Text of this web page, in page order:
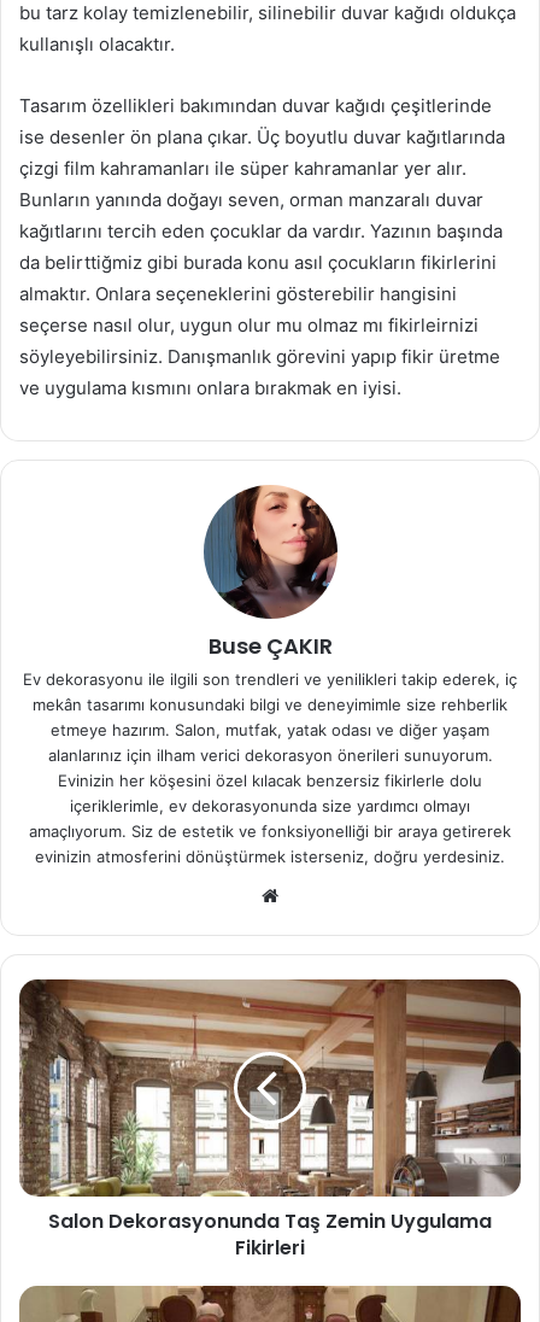
bu tarz kolay temizlenebilir, silinebilir duvar kağıdı oldukça
kullanışlı olacaktır.
Tasarım özellikleri bakımından duvar kağıdı çeşitlerinde
ise desenler ön plana çıkar. Üç boyutlu duvar kağıtlarında
çizgi film kahramanları ile süper kahramanlar yer alır.
Bunların yanında doğayı seven, orman manzaralı duvar
kağıtlarını tercih eden çocuklar da vardır. Yazının başında
da belirttiğmiz gibi burada konu asıl çocukların fikirlerini
almaktır. Onlara seçeneklerini gösterebilir hangisini
seçerse nasıl olur, uygun olur mu olmaz mı fikirleirnizi
söyleyebilirsiniz. Danışmanlık görevini yapıp fikir üretme
ve uygulama kısmını onlara bırakmak en iyisi.
Buse ÇAKIR
Ev dekorasyonu ile ilgili son trendleri ve yenilikleri takip ederek, iç
mekân tasarımı konusundaki bilgi ve deneyimimle size rehberlik
etmeye hazırım. Salon, mutfak, yatak odası ve diğer yaşam
alanlarınız için ilham verici dekorasyon önerileri sunuyorum.
Evinizin her köşesini özel kılacak benzersiz fikirlerle dolu
içeriklerimle, ev dekorasyonunda size yardımcı olmayı
amaçlıyorum. Siz de estetik ve fonksiyonelliği bir araya getirerek
evinizin atmosferini dönüştürmek isterseniz, doğru yerdesiniz.
sit
esi
Salon Dekorasyonunda Taş Zemin Uygulama
Fikirleri